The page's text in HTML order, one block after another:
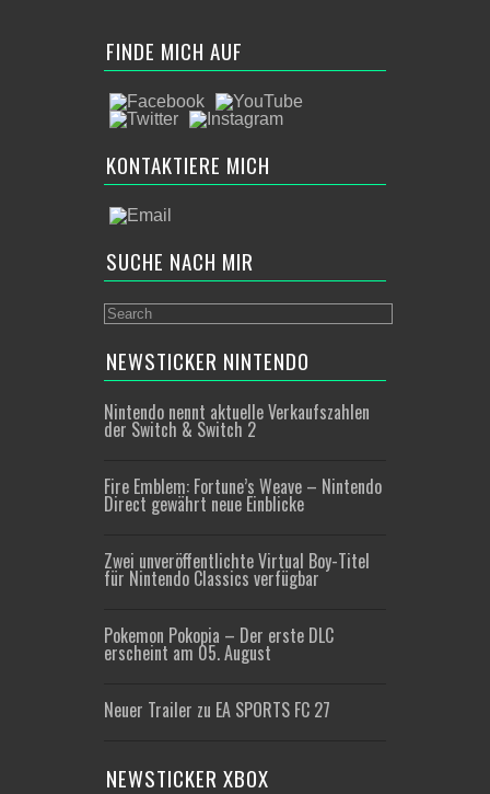
FINDE MICH AUF
KONTAKTIERE MICH
SUCHE NACH MIR
NEWSTICKER NINTENDO
Nintendo nennt aktuelle Verkaufszahlen
der Switch & Switch 2
Fire Emblem: Fortune’s Weave – Nintendo
Direct gewährt neue Einblicke
Zwei unveröffentlichte Virtual Boy-Titel
für Nintendo Classics verfügbar
Pokemon Pokopia – Der erste DLC
erscheint am 05. August
Neuer Trailer zu EA SPORTS FC 27
NEWSTICKER XBOX